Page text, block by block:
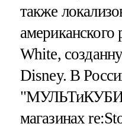
также
White,
Disney. В
магазинах